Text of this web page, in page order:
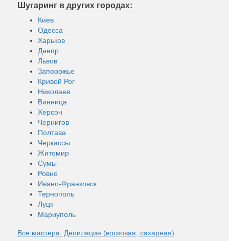
Шугаринг в других городах:
Киев
Одесса
Харьков
Днепр
Львов
Запорожье
Кривой Рог
Николаев
Винница
Херсон
Чернигов
Полтава
Черкассы
Житомир
Сумы
Ровно
Ивано-Франковск
Тернополь
Луцк
Мариуполь
Все мастера: Депиляция (восковая, сахарная)